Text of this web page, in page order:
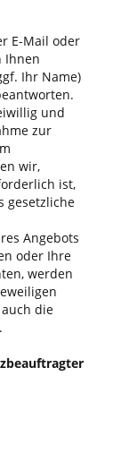
E-Mail oder
Ihnen
Ihr Name)
und
zur
wir,
ist,
gesetzliche
Angebots
oder Ihre
werden
die